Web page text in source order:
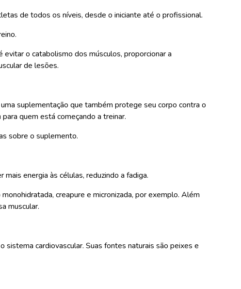
de todos os níveis, desde o iniciante até o profissional.
evitar o catabolismo dos músculos, proporcionar a
de lesões.
suplementação que também protege seu corpo contra o
quem está começando a treinar.
sobre o suplemento.
energia às células, reduzindo a fadiga.
creapure e micronizada, por exemplo. Além
muscular.
cardiovascular. Suas fontes naturais são peixes e